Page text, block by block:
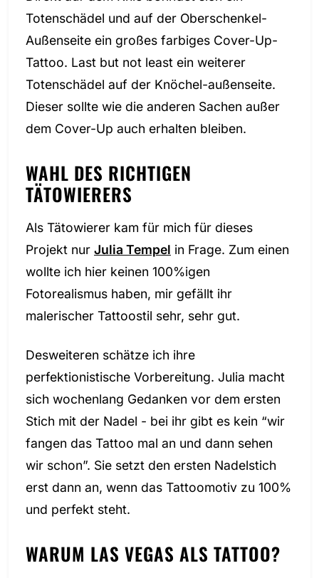
Totenschädel und auf der Oberschenkel-
Außenseite ein großes farbiges Cover-Up-
Tattoo. Last but not least ein weiterer
Totenschädel auf der Knöchel-außenseite.
Dieser sollte wie die anderen Sachen außer
dem Cover-Up auch erhalten bleiben.
WAHL DES RICHTIGEN
TÄTOWIERERS
Als Tätowierer kam für mich für dieses
Projekt nur Julia Tempel in Frage. Zum einen
wollte ich hier keinen 100%igen
Fotorealismus haben, mir gefällt ihr
malerischer Tattoostil sehr, sehr gut.
Desweiteren schätze ich ihre
perfektionistische Vorbereitung. Julia macht
sich wochenlang Gedanken vor dem ersten
Stich mit der Nadel - bei ihr gibt es kein “wir
fangen das Tattoo mal an und dann sehen
wir schon”. Sie setzt den ersten Nadelstich
erst dann an, wenn das Tattoomotiv zu 100%
und perfekt steht.
WARUM LAS VEGAS ALS TATTOO?